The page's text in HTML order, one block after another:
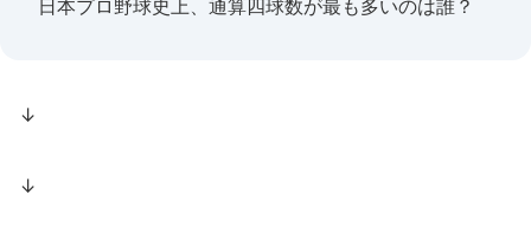
日本プロ野球史上、通算四球数が最も多いのは誰？
↓
↓